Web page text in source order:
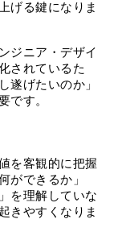
げる鍵になりま
ジニア・デザイ
されているた
遂げたいのか」
です。
を客観的に把握
ができるか」
を理解していな
きやすくなりま